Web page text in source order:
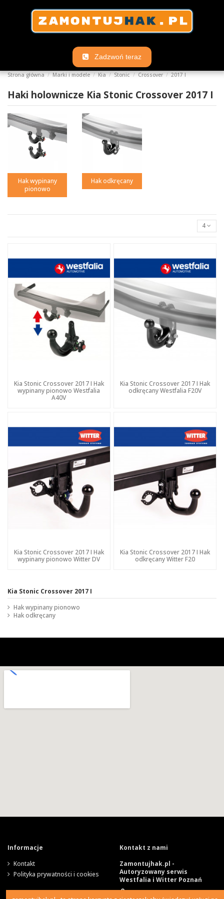
Zadzwoń teraz
Strona główna Marki i modele Kia Stonic Crossover 2017 I
Haki holownicze Kia Stonic Crossover 2017 I
Hak wypinany
pionowo
Hak odkręcany
4
Kia Stonic Crossover 2017 I Hak
wypinany pionowo Westfalia
A40V
Kia Stonic Crossover 2017 I Hak
odkręcany Westfalia F20V
Kia Stonic Crossover 2017 I Hak
wypinany pionowo Witter DV
Kia Stonic Crossover 2017 I Hak
odkręcany Witter F20
Kia Stonic Crossover 2017 I
Hak wypinany pionowo
Hak odkręcany
Informacje
Kontakt
Polityka prywatności i cookies
Kontakt z nami
Zamontujhak.pl -
Autoryzowany serwis
Westfalia i Witter Poznań